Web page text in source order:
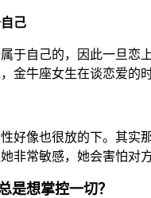
己
于自己的，因此一旦恋
金牛座女生在谈恋爱的
好像也很放的下。其
非常敏感，她会害怕对
是想掌控一切？